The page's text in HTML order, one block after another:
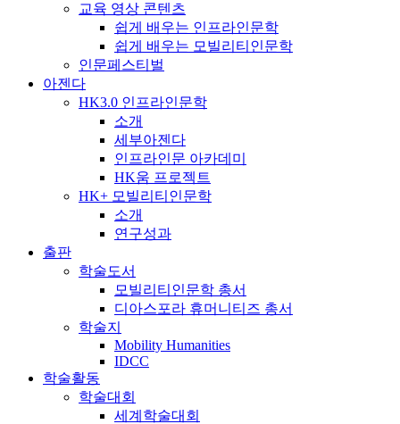
교육 영상 콘텐츠
쉽게 배우는 인프라인문학
쉽게 배우는 모빌리티인문학
인문페스티벌
아젠다
HK3.0 인프라인문학
소개
세부아젠다
인프라인문 아카데미
HK움 프로젝트
HK+ 모빌리티인문학
소개
연구성과
출판
학술도서
모빌리티인문학 총서
디아스포라 휴머니티즈 총서
학술지
Mobility Humanities
IDCC
학술활동
학술대회
세계학술대회